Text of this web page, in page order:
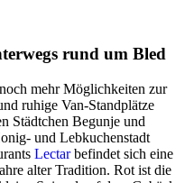
rund um Bled
mehr Möglichkeiten zur
ruhige Van-Standplätze
Städtchen Begunje und
und Lebkuchenstadt
Lectarbefindet sich eine
alter Tradition. Rot ist die